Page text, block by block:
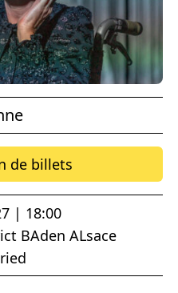
de billets
| 18:00
BAden ALsace